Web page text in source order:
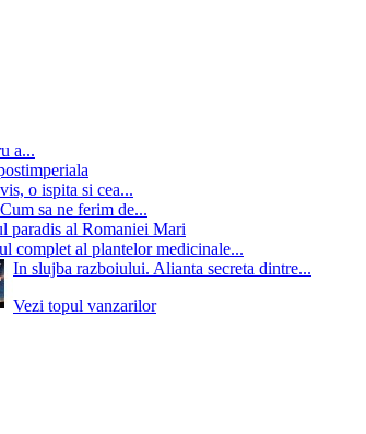
a...
o ispita si cea...
sa ne ferim de...
paradis al Romaniei Mari
complet al plantelor medicinale...
In slujba razboiului. Alianta secreta dintre...
Vezi topul vanzarilor